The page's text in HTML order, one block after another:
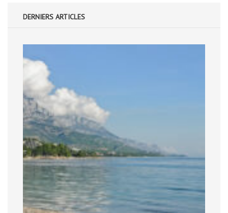
DERNIERS ARTICLES